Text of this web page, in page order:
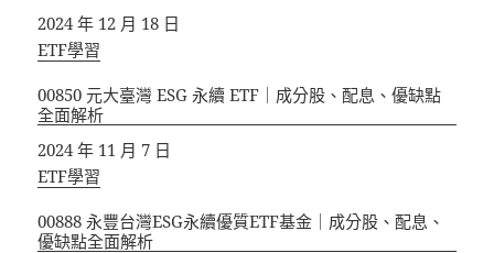
日期
2024 年 12 月 18 日
關於
ETF學習
00850 元大臺灣 ESG 永續 ETF｜成分股、配息、優缺點
全面解析
日期
2024 年 11 月 7 日
關於
ETF學習
00888 永豐台灣ESG永續優質ETF基金｜成分股、配息、
優缺點全面解析